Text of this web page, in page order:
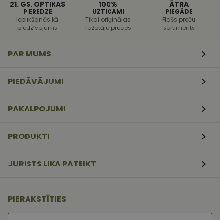
21. GS. OPTIKAS
PIEREDZE
Iepirkšanās kā
piedzīvojums
100%
UZTICAMI
Tikai oriģinālas
ražotāju preces
ĀTRA
PIEGĀDE
Plašs preču
sortiments
PAR MUMS
PIEDĀVĀJUMI
PAKALPOJUMI
PRODUKTI
JURISTS LIKA PATEIKT
PIERAKSTĪTIES
tīmekļa
veidlapām.
Script.com
serviss, lai
sīkfailu
piekrišanas
lai Cookie-
Script.com
darbotos
pareizi.